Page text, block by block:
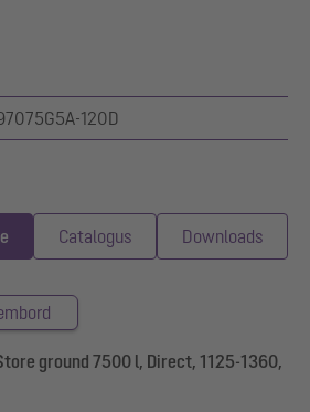
120D
Catalogus Downloads
ground 7500 l, Direct, 1125-1360,